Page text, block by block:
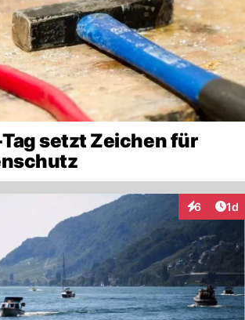
setzt Zeichen für
6 1d